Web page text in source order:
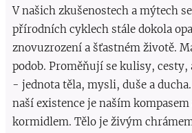
V našich zkušenostech a mýtech
přírodních cyklech stále dokola
znovuzrození a šťastném životě.
podob. Proměňují se kulisy, cesty,
- jednota těla, mysli, duše a
naší existence je naším kompasem
kormidlem. Tělo je živým